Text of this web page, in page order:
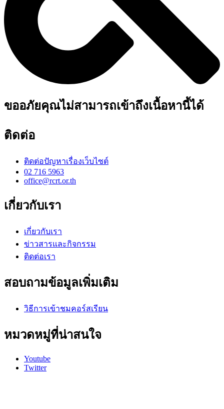
ขออภัยคุณไม่สามารถเข้าถึงเนื้อหานี้ได้
ติดต่อ
ติดต่อปัญหาเรื่องเว็บไซต์
02 716 5963
office@rcrt.or.th
เกี่ยวกับเรา
เกี่ยวกับเรา
ข่าวสารและกิจกรรม
ติดต่อเรา
สอบถามข้อมูลเพิ่มเติม
วิธีการเข้าชมคอร์สเรียน
หมวดหมู่ที่น่าสนใจ
Youtube
Twitter